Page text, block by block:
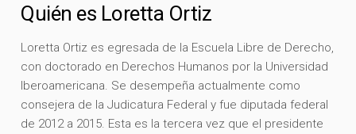
Quién es Loretta Ortiz
Loretta Ortiz es egresada de la Escuela Libre de Derecho,
con doctorado en Derechos Humanos por la Universidad
Iberoamericana. Se desempeña actualmente como
consejera de la Judicatura Federal y fue diputada federal
de 2012 a 2015. Esta es la tercera vez que el presidente